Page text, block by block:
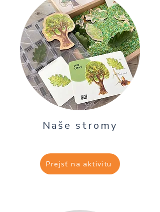
Naše stromy
Prejsť na aktivitu